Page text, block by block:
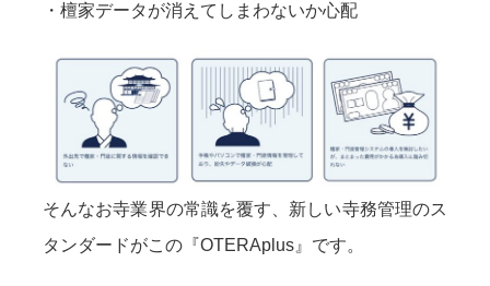
・檀家データが消えてしまわないか心配
そんなお寺業界の常識を覆す、新しい寺務管理のス
タンダードがこの『OTERAplus』です。